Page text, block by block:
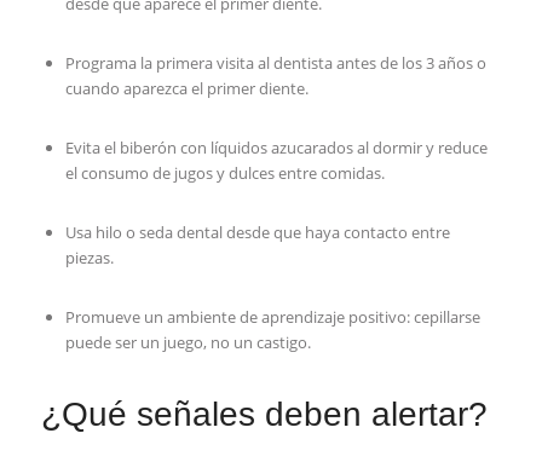
Programa la primera visita al dentista antes de los 3 años o
cuando aparezca el primer diente.
Evita el biberón con líquidos azucarados al dormir y reduce
el consumo de jugos y dulces entre comidas.
Usa hilo o seda dental desde que haya contacto entre
piezas.
Promueve un ambiente de aprendizaje positivo: cepillarse
puede ser un juego, no un castigo.
¿Qué señales deben alertar?